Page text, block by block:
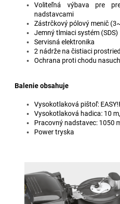
Voliteľná výbava pre
nadstavcami
Zástrčkový pólový menič
Jemný tlmiaci systém (SDS)
Servisná elektronika
2 nádrže na čistiaci
Ochrana proti chodu
Balenie obsahuje
Vysokotlaková pištoľ:
Vysokotlaková hadica: 10
Pracovný nadstavec: 1050
Power tryska